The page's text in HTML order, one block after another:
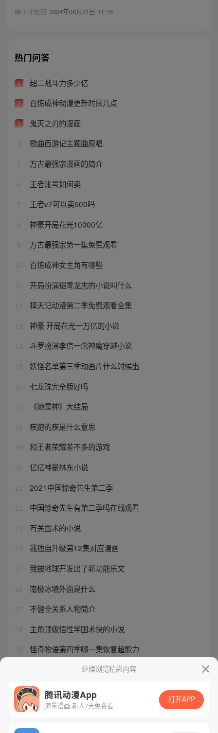
1 个回答 2024年08月21日 11:15
热门问答
1 超二战斗力多少亿
2 百炼成神动漫更新时间几点
3 鬼灭之刃的漫画
4 歌曲西游记主题曲原唱
5 万古最强宗漫画的简介
6 王者账号如何卖
7 王者v7可以卖500吗
8 神豪开局花光10000亿
9 万古最强宗第一集免费观看
10 百炼成神女主角有哪些
开局扮演铠青龙志的小说叫什么
12 择天记动漫第二季免费观看全集
13 神豪 开局花光一万亿的小说
14 斗罗扮演李信一念神魔穿越小说
15 妖怪名单第三季动画片什么时候出
16 七龙珠完全版好吗
17 《她是神》大结局
18 疾跑的疾是什么意思
19 和王者荣耀差不多的游戏
20 亿亿神豪林东小说
21 2021中国惊奇先生第二季
22 中国惊奇先生有第二季吗在线观看
23 有关国术的小说
24 我独自升级第12集对应漫画
25 我被地球开发出了新功能乐文
26 南极冰墙外面是什么
27 不健全关系人物简介
28 主角顶级悟性学国术快的小说
29 怪奇物语第四季哪一集恢复超能力
8090手机游戏平台继续浏览精彩内容
腾讯动漫App
海量漫画 新人7天免费看
打开APP